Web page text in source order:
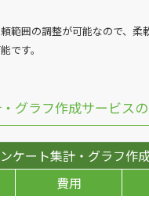
範囲の調整が可能なので、柔
です。
グラフ作成サービス
ケート集計・グラフ作
費用